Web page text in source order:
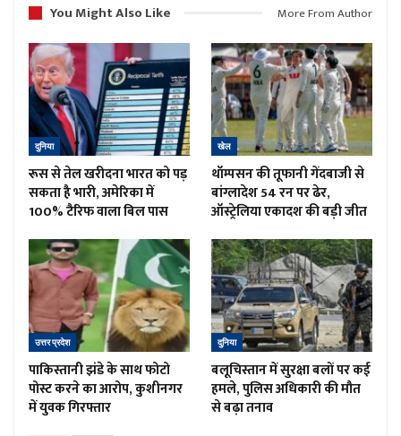
You Might Also Like
More From Author
दुनिया
रूस से तेल खरीदना भारत को पड़
सकता है भारी, अमेरिका में
100% टैरिफ वाला बिल पास
खेल
थॉम्पसन की तूफानी गेंदबाजी से
बांग्लादेश 54 रन पर ढेर,
ऑस्ट्रेलिया एकादश की बड़ी जीत
उत्तर प्रदेश
पाकिस्तानी झंडे के साथ फोटो
पोस्ट करने का आरोप, कुशीनगर
में युवक गिरफ्तार
दुनिया
बलूचिस्तान में सुरक्षा बलों पर कई
हमले, पुलिस अधिकारी की मौत
से बढ़ा तनाव